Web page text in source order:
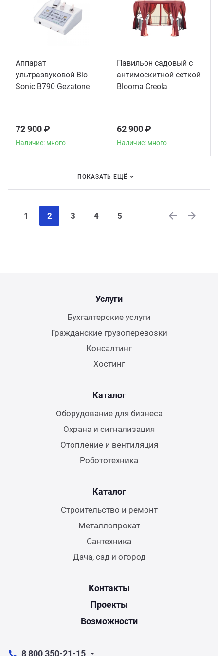
Аппарат
ультразвуковой Bio
Sonic B790 Gezatone
72 900 ₽
Наличие: много
Павильон садовый с
антимоскитной сеткой
Blooma Creola
62 900 ₽
Наличие: много
ПОКАЗАТЬ ЕЩЁ
1 2 3 4
5
Услуги
Бухгалтерские услуги
Гражданские грузоперевозки
Консалтинг
Хостинг
Каталог
Оборудование для бизнеса
Охрана и сигнализация
Отопление и вентиляция
Робототехника
Каталог
Строительство и ремонт
Металлопрокат
Сантехника
Дача, сад и огород
Контакты
Проекты
Возможности
8 800 350-21-15